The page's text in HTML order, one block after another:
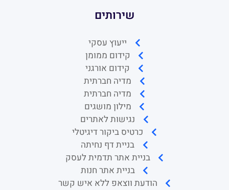
שירותים
ייעוץ עסקי
קידום ממומן
קידום אורגני
מדיה חברתית
מדיה חברתית
מילון מושגים
נגישות לאתרים
כרטיס ביקור דיגיטלי
בניית דף נחיתה
בניית אתר תדמית לעסק
בניית אתר חנות
הודעת ווצאפ ללא איש קשר